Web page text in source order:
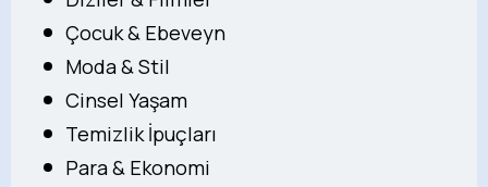
Çocuk & Ebeveyn
Moda & Stil
Cinsel Yaşam
Temizlik İpuçları
Para & Ekonomi